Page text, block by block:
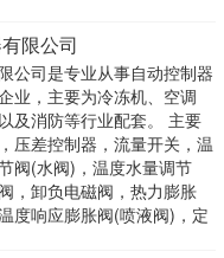
限公司
公司是专业从事自动控制器
业，主要为冷冻机、空调
及消防等行业配套。 主要
压差控制器，流量开关，温
阀(水阀)，温度水量调节
，卸负电磁阀，热力膨胀
度响应膨胀阀(喷液阀)，定